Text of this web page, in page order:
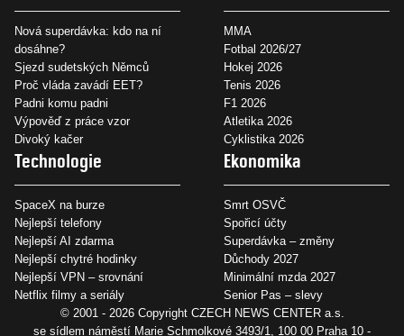
Nová superdávka: kdo na ní
dosáhne?
Sjezd sudetských Němců
Proč vláda zavádí EET?
Padni komu padni
Výpověď z práce vzor
Divoký kačer
MMA
Fotbal 2026/27
Hokej 2026
Tenis 2026
F1 2026
Atletika 2026
Cyklistika 2026
Technologie
SpaceX na burze
Nejlepší telefony
Nejlepší AI zdarma
Nejlepší chytré hodinky
Nejlepší VPN – srovnání
Netflix filmy a seriály
Ekonomika
Smrt OSVČ
Spořicí účty
Superdávka – změny
Důchody 2027
Minimální mzda 2027
Senior Pas – slevy
© 2001 - 2026 Copyright CZECH NEWS CENTER a.s.
se sídlem náměstí Marie Schmolkové 3493/1, 100 00 Praha 10 -